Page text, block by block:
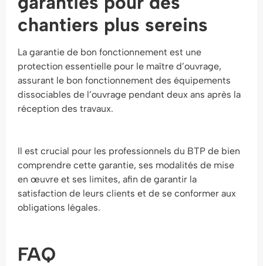
chantiers plus sereins
La garantie de bon fonctionnement est une
protection essentielle pour le maître d’ouvrage,
assurant le bon fonctionnement des équipements
dissociables de l’ouvrage pendant deux ans après la
réception des travaux.
Il est crucial pour les professionnels du BTP de bien
comprendre cette garantie, ses modalités de mise
en œuvre et ses limites, afin de garantir la
satisfaction de leurs clients et de se conformer aux
obligations légales.
FAQ